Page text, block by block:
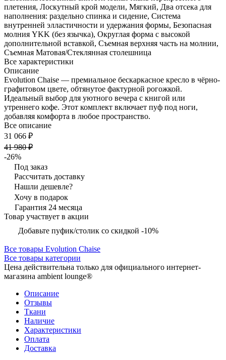
плетения, Лоскутный крой модели, Мягкий, Два отсека для
наполнения: раздельно спинка и сидение, Система
внутренней элластичности и удержания формы, Безопасная
молния YKK (без язычка), Округлая форма с высокой
дополнительной вставкой, Съемная верхняя часть на молнии,
Съемная Матовая/Стеклянная столешница
Все характеристики
Описание
Evolution Chaise — премиальное бескаркасное кресло в чёрно-
графитовом цвете, обтянутое фактурной рогожкой.
Идеальный выбор для уютного вечера с книгой или
утреннего кофе. Этот комплект включает пуф под ноги,
добавляя комфорта в любое пространство.
Все описание
31 066 ₽
41 980 ₽
-26%
Под заказ
Рассчитать доставку
Нашли дешевле?
Хочу в подарок
Гарантия 24 месяца
Товар участвует в акции
Добавьте пуфик/столик со скидкой -10%
Все товары Evolution Chaise
Все товары категории
Цена действительна только для официального интернет-
магазина ambient lounge®
Описание
Отзывы
Ткани
Наличие
Характеристики
Оплата
Доставка